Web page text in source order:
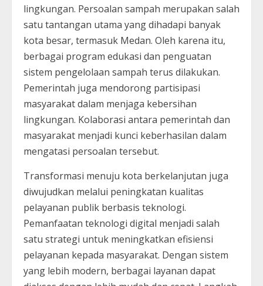
lingkungan. Persoalan sampah merupakan salah
satu tantangan utama yang dihadapi banyak
kota besar, termasuk Medan. Oleh karena itu,
berbagai program edukasi dan penguatan
sistem pengelolaan sampah terus dilakukan.
Pemerintah juga mendorong partisipasi
masyarakat dalam menjaga kebersihan
lingkungan. Kolaborasi antara pemerintah dan
masyarakat menjadi kunci keberhasilan dalam
mengatasi persoalan tersebut.
Transformasi menuju kota berkelanjutan juga
diwujudkan melalui peningkatan kualitas
pelayanan publik berbasis teknologi.
Pemanfaatan teknologi digital menjadi salah
satu strategi untuk meningkatkan efisiensi
pelayanan kepada masyarakat. Dengan sistem
yang lebih modern, berbagai layanan dapat